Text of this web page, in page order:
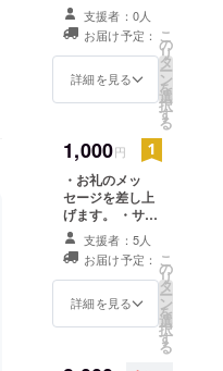
地域づくり
協議会を平
成19年3月24
日に設立し
ました。
中における
平成19年の
池奥におけ
るワーク
ショップを
きっかけ
に、慶応義
塾大学の小
室の地域づ
支援者：0人
お届け予定：
詳細を見る
こ
の
リ
タ
ー
ン
を
選
択
す
る
1,000円
・お礼のメッ
セージを差し上
げます。 ・サイ
トに「Special
Thanks」といた
しまして、名前
またはニック
ネームの掲載を
支援者：5人
お届け予定：
詳細を見る
こ
の
リ
タ
ー
ン
を
選
択
す
る